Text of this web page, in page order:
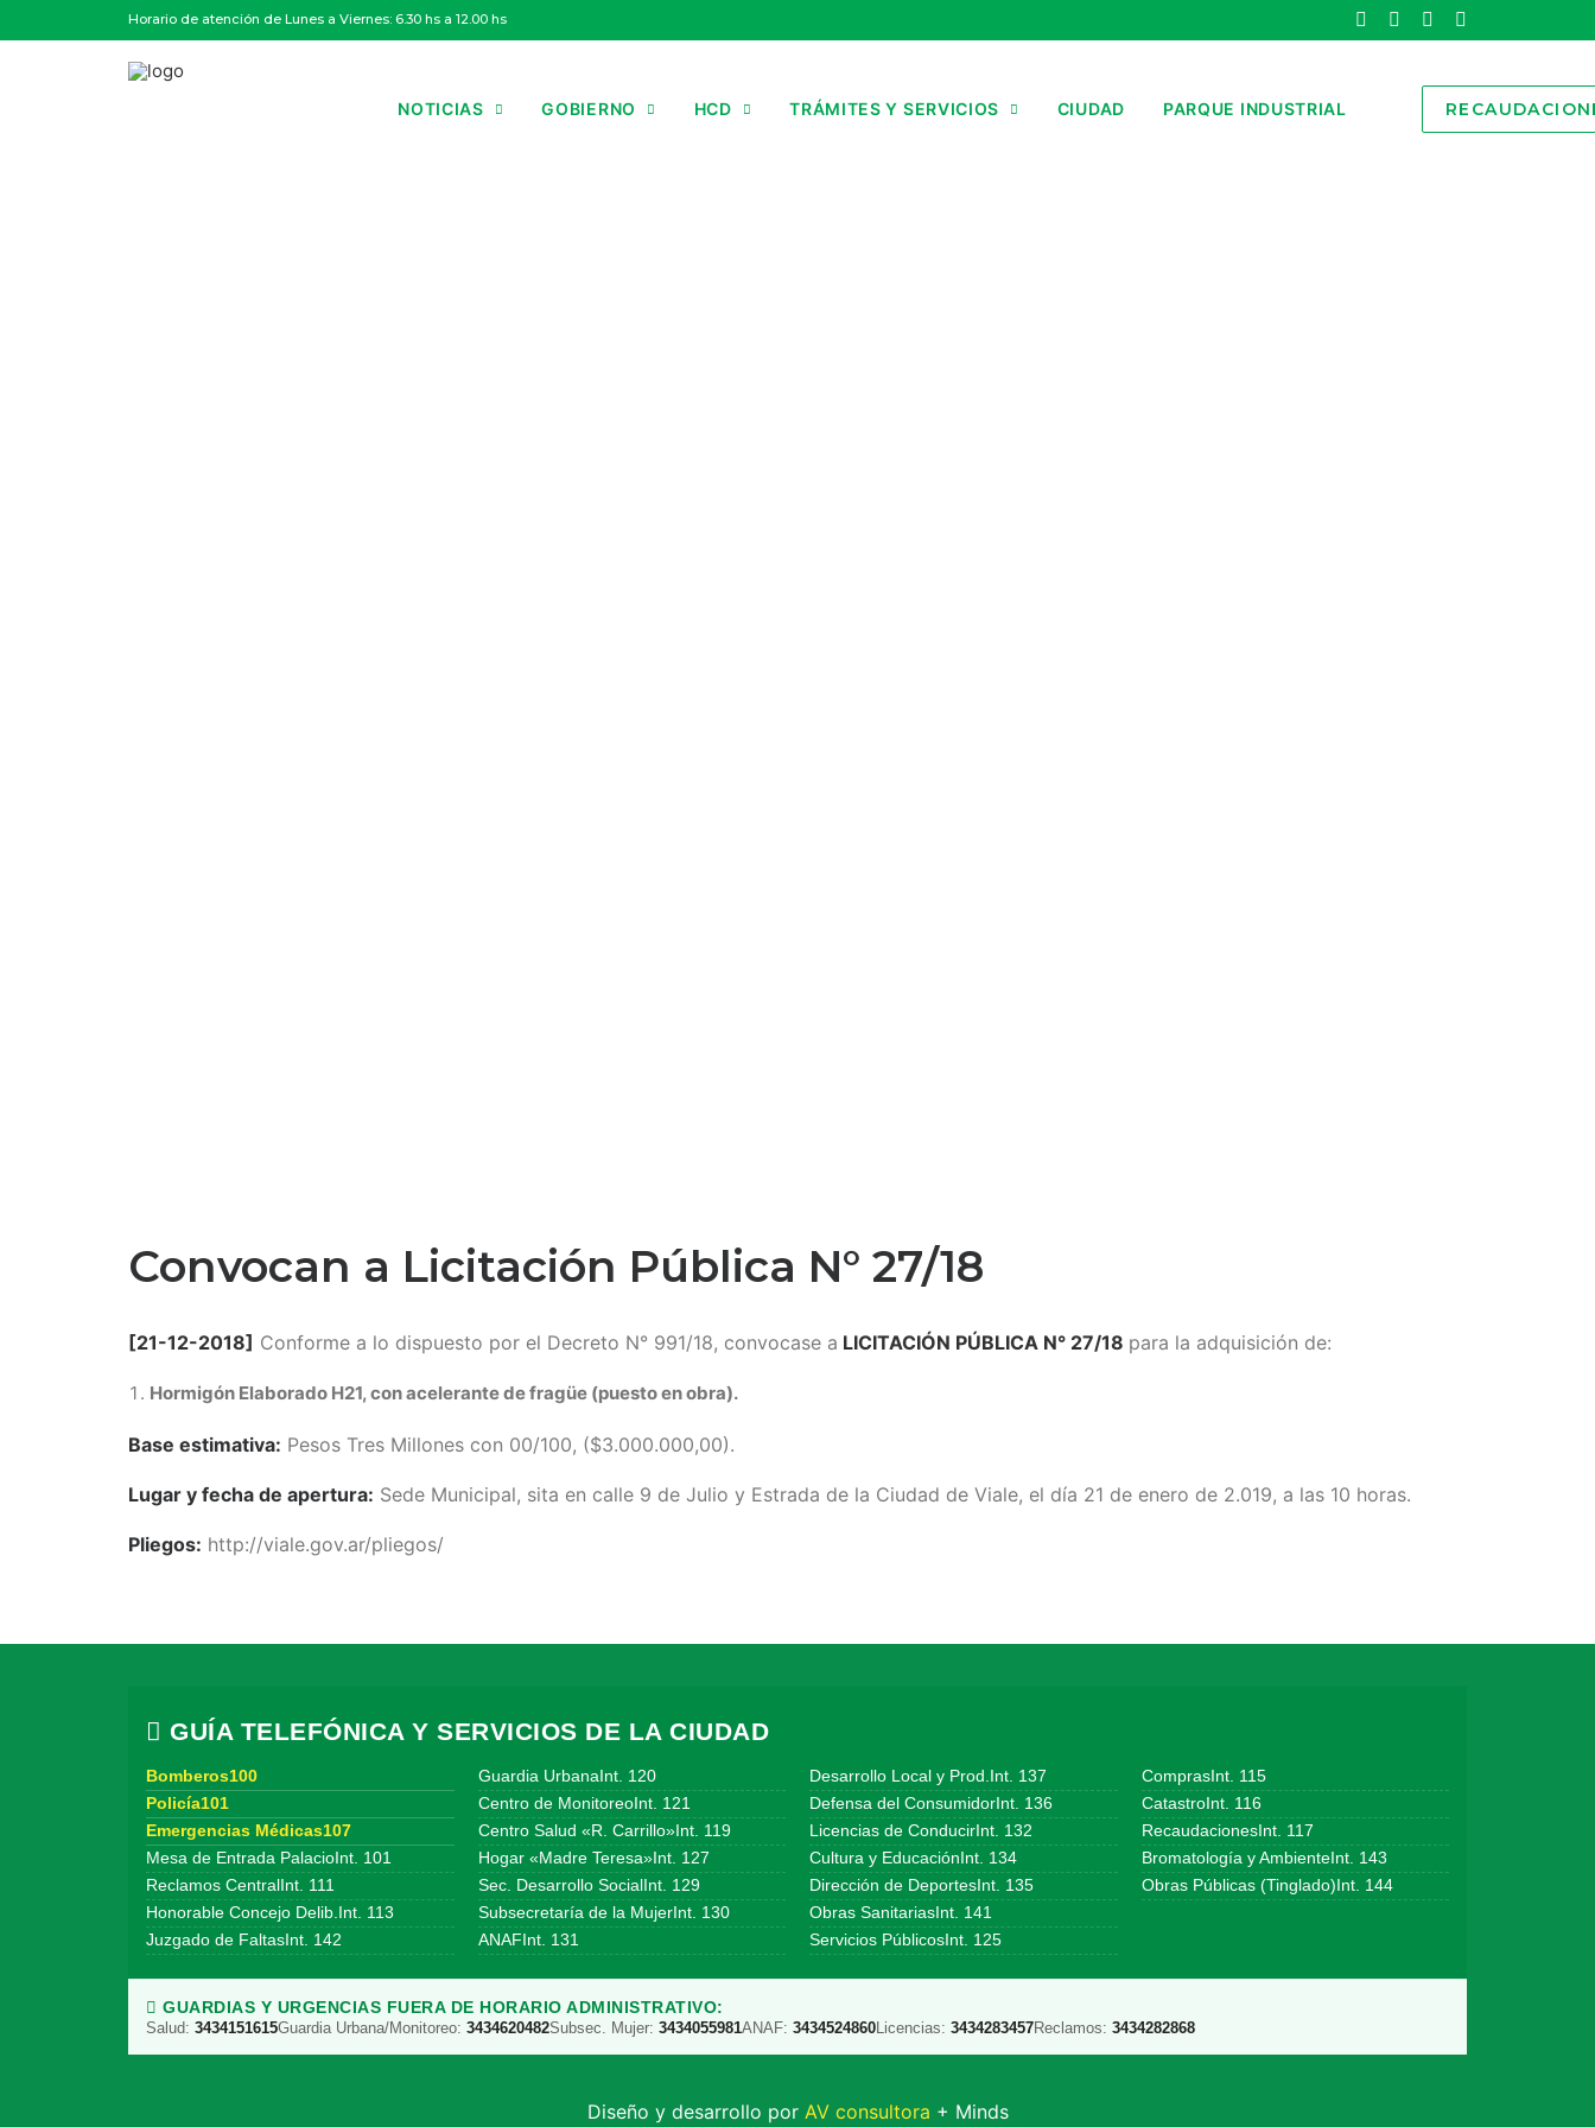
Horario de atención de Lunes a Viernes: 6.30 hs a 12.00 hs
NOTICIAS GOBIERNO HCD TRÁMITES Y SERVICIOS CIUDAD PARQUE INDUSTRIAL
Convocan a Licitación Pública N° 27/18
[21-12-2018] Conforme a lo dispuesto por el Decreto N° 991/18, convocase a LICITACIÓN PÚBLICA N° 27/18 para la adquisición de:
Hormigón Elaborado H21, con acelerante de fragüe (puesto en obra).
Base estimativa: Pesos Tres Millones con 00/100, ($3.000.000,00).
Lugar y fecha de apertura: Sede Municipal, sita en calle 9 de Julio y Estrada de la Ciudad de Viale, el día 21 de enero de 2.019, a las 10 horas.
Pliegos: http://viale.gov.ar/pliegos/
GUÍA TELEFÓNICA Y SERVICIOS DE LA CIUDAD
Bomberos100
Policía101
Emergencias Médicas107
Mesa de Entrada PalacioInt. 101
Reclamos CentralInt. 111
Honorable Concejo Delib.Int. 113
Juzgado de FaltasInt. 142
Guardia UrbanaInt. 120
Centro de MonitoreoInt. 121
Centro Salud «R. Carrillo»Int. 119
Hogar «Madre Teresa»Int. 127
Sec. Desarrollo SocialInt. 129
Subsecretaría de la MujerInt. 130
ANAFInt. 131
Desarrollo Local y Prod.Int. 137
Defensa del ConsumidorInt. 136
Licencias de ConducirInt. 132
Cultura y EducaciónInt. 134
Dirección de DeportesInt. 135
Obras SanitariasInt. 141
Servicios PúblicosInt. 125
ComprasInt. 115
CatastroInt. 116
RecaudacionesInt. 117
Bromatología y AmbienteInt. 143
Obras Públicas (Tinglado)Int. 144
GUARDIAS Y URGENCIAS FUERA DE HORARIO ADMINISTRATIVO:
Salud: 3434151615Guardia Urbana/Monitoreo: 3434620482Subsec. Mujer: 3434055981ANAF: 3434524860Licencias: 3434283457Reclamos: 3434282868
Diseño y desarrollo por AV consultora + Minds